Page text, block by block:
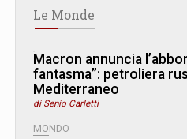
Le Monde
Macron annuncia
fantasma”: petroliera
Mediterraneo
di Senio Carletti
MONDO